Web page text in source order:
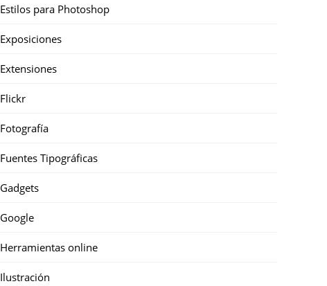
Estilos para Photoshop
Exposiciones
Extensiones
Flickr
Fotografía
Fuentes Tipográficas
Gadgets
Google
Herramientas online
Ilustración